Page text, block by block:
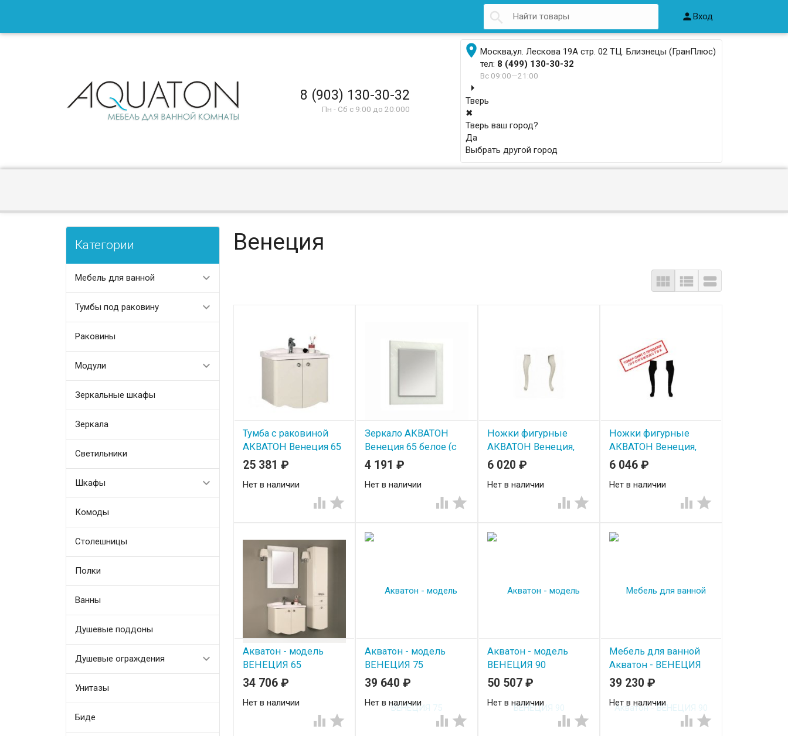
 Вход
8 (903) 130-30-32
Пн - Сб с 9:00 до 20:000
 Москва,ул. Лескова 19А стр. 02 ТЦ. Близнецы (ГранПлюс)
тел: 8 (499) 130-30-32
Вс 09:00—21:00
arrow_right
Тверь
✖
Тверь ваш город?
Да
Выбрать другой город
Категории
Мебель для ванной
Тумбы под раковину
Раковины
Модули
Зеркальные шкафы
Зеркала
Светильники
Шкафы
Комоды
Столешницы
Полки
Ванны
Душевые поддоны
Душевые ограждения
Унитазы
Биде
Венеция
  
Тумба с раковиной
АКВАТОН Венеция 65
(с витрины)
25 381 ₽
Нет в наличии
 
Зеркало АКВАТОН
Венеция 65 белое (с
витрины)
4 191₽
Нет в наличии
 
Ножки фигурные
АКВАТОН Венеция,
белые
6 020 ₽
Нет в наличии
 
Ножки фигурные
АКВАТОН Венеция,
черные
6 046₽
Нет в наличии
 
Акватон - модель
ВЕНЕЦИЯ 65
34 706 ₽
Нет в наличии
 
Акватон - модель
ВЕНЕЦИЯ 75
39 640₽
Нет в наличии
 
Акватон - модель
ВЕНЕЦИЯ 90
50 507 ₽
Нет в наличии
 
Мебель для ванной
Акватон - ВЕНЕЦИЯ
90
39 230₽
Нет в наличии
 